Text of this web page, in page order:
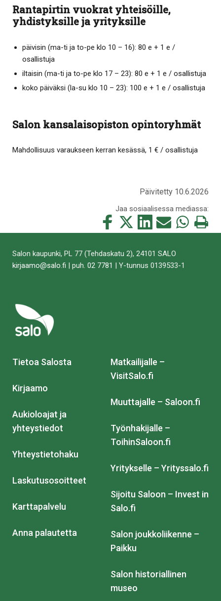
Rantapirtin vuokrat yhteisöille,
yhdistyksille ja yrityksille
päivisin (ma-ti ja to-pe klo 10 – 16): 80 e + 1 e /
osallistuja
iltaisin (ma-ti ja to-pe klo 17 – 23): 80 e + 1 e / osallistuja
koko päiväksi (la-su klo 10 – 23): 100 e + 1 e / osallistuja
Salon kansalaisopiston opintoryhmät
Mahdollisuus varaukseen kerran kesässä, 1 € / osallistuja
Päivitetty 10.6.2026
Jaa sosiaalisessa mediassa:
Jaa
tämä
Jaa
tämä
Jaa
tämä
Jaa
tämä
Jaa
tämä
Tulosta
tämä
Salon kaupunki, PL 77 (Tehdaskatu 2), 24101 SALO
kirjaamo@salo.fi | puh. 02 7781 | Y-tunnus 0139533-1
Tietoa Salosta
Kirjaamo
Aukioloajat ja
yhteystiedot
Yhteystietohaku
Laskutusosoitteet
Karttapalvelu
Anna palautetta
Matkailijalle –
VisitSalo.fi
Muuttajalle – Saloon.fi
Työnhakijalle –
ToihinSaloon.fi
Yritykselle – Yrityssalo.fi
Sijoitu Saloon – Invest in
Salo.fi
Salon joukkoliikenne –
Paikku
Salon historiallinen
museo